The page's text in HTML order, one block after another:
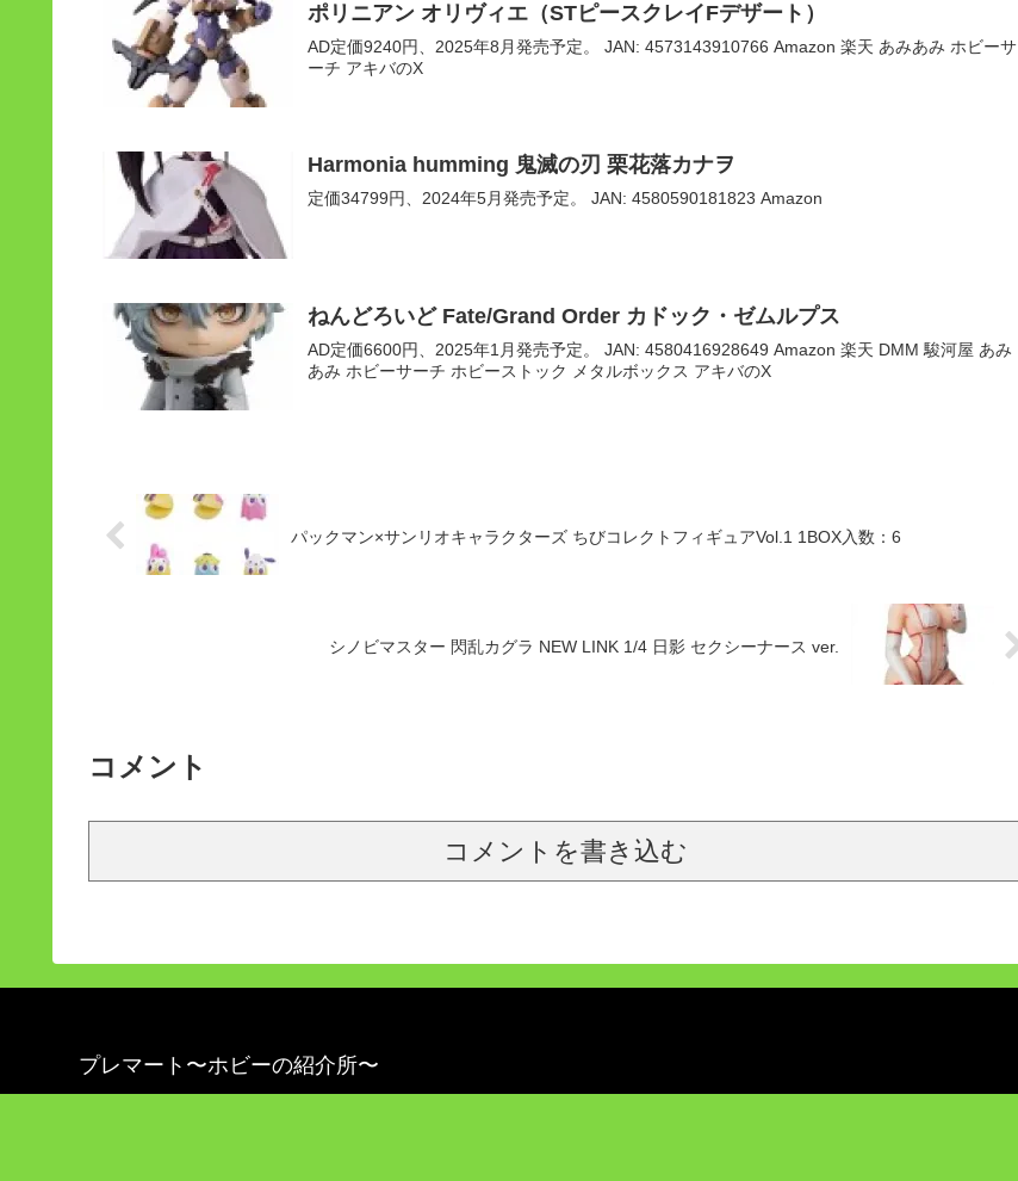
ポリニアン オリヴィエ（STピースクレイFデザート）
AD定価9240円、2025年8月発売予定。 JAN: 4573143910766 Amazon 楽天 あみあみ ホビーサ
ーチ アキバのX
Harmonia humming 鬼滅の刃 栗花落カナヲ
定価34799円、2024年5月発売予定。 JAN: 4580590181823 Amazon
ねんどろいど Fate/Grand Order カドック・ゼムルプス
AD定価6600円、2025年1月発売予定。 JAN: 4580416928649 Amazon 楽天 DMM 駿河屋 あみ
あみ ホビーサーチ ホビーストック メタルボックス アキバのX
パックマン×サンリオキャラクターズ ちびコレクトフィギュアVol.1 1BOX入数：6
シノビマスター 閃乱カグラ NEW LINK 1/4 日影 セクシーナース ver.
コメント
コメントを書き込む
プレマート〜ホビーの紹介所〜